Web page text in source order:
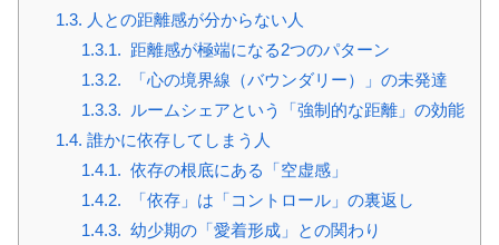
1.3. 人との距離感が分からない人
1.3.1. 距離感が極端になる2つのパターン
1.3.2. 「心の境界線（バウンダリー）」の未発達
1.3.3. ルームシェアという「強制的な距離」の効能
1.4. 誰かに依存してしまう人
1.4.1. 依存の根底にある「空虚感」
1.4.2. 「依存」は「コントロール」の裏返し
1.4.3. 幼少期の「愛着形成」との関わり